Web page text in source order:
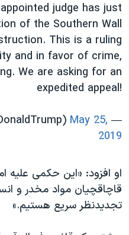
همایش محافظه‌کاران آمریکا
صفحه‌های ویژه
سفر پرزیدنت ترامپ به چین
judge has just
of the Southern Wall
This is a ruling
and in favor of crime,
We are asking for an
expedited appeal!
— Donald J. Trump (@realDonaldTrump)
May 25,
2019
او افزود: «این حکمی علیه
قاچاقچیان مواد مخدر و
تجدیدنظر سریع هستیم.»